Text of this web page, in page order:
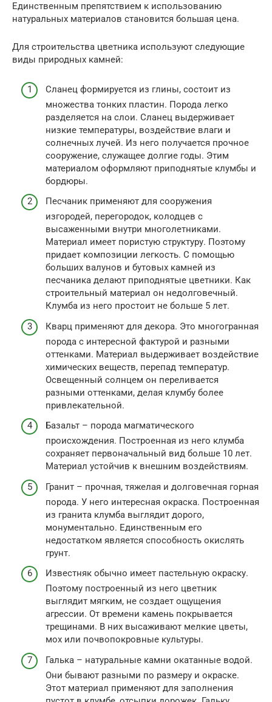
Единственным препятствием к использованию
натуральных материалов становится большая цена.
Для строительства цветника используют следующие
виды природных камней:
Сланец формируется из глины, состоит из
множества тонких пластин. Порода легко
разделяется на слои. Сланец выдерживает
низкие температуры, воздействие влаги и
солнечных лучей. Из него получается прочное
сооружение, служащее долгие годы. Этим
материалом оформляют приподнятые клумбы и
бордюры.
Песчаник применяют для сооружения
изгородей, перегородок, колодцев с
высаженными внутри многолетниками.
Материал имеет пористую структуру. Поэтому
придает композиции легкость. С помощью
больших валунов и бутовых камней из
песчаника делают приподнятые цветники. Как
строительный материал он недолговечный.
Клумба из него простоит не больше 5 лет.
Кварц применяют для декора. Это многогранная
порода с интересной фактурой и разными
оттенками. Материал выдерживает воздействие
химических веществ, перепад температур.
Освещенный солнцем он переливается
разными оттенками, делая клумбу более
привлекательной.
Базальт – порода магматического
происхождения. Построенная из него клумба
сохраняет первоначальный вид больше 10 лет.
Материал устойчив к внешним воздействиям.
Гранит – прочная, тяжелая и долговечная горная
порода. У него интересная окраска. Построенная
из гранита клумба выглядит дорого,
монументально. Единственным его
недостатком является способность окислять
грунт.
Известняк обычно имеет пастельную окраску.
Поэтому построенный из него цветник
выглядит мягким, не создает ощущения
агрессии. От времени камень покрывается
трещинами. В них высаживают мелкие цветы,
мох или почвопокровные культуры.
Галька – натуральные камни окатанные водой.
Они бывают разными по размеру и окраске.
Этот материал применяют для заполнения